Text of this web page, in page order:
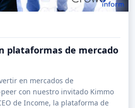
plataformas de mercado
en mercados de
con nuestro invitado Kimmo
de Income, la plataforma de